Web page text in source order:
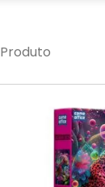
Produto